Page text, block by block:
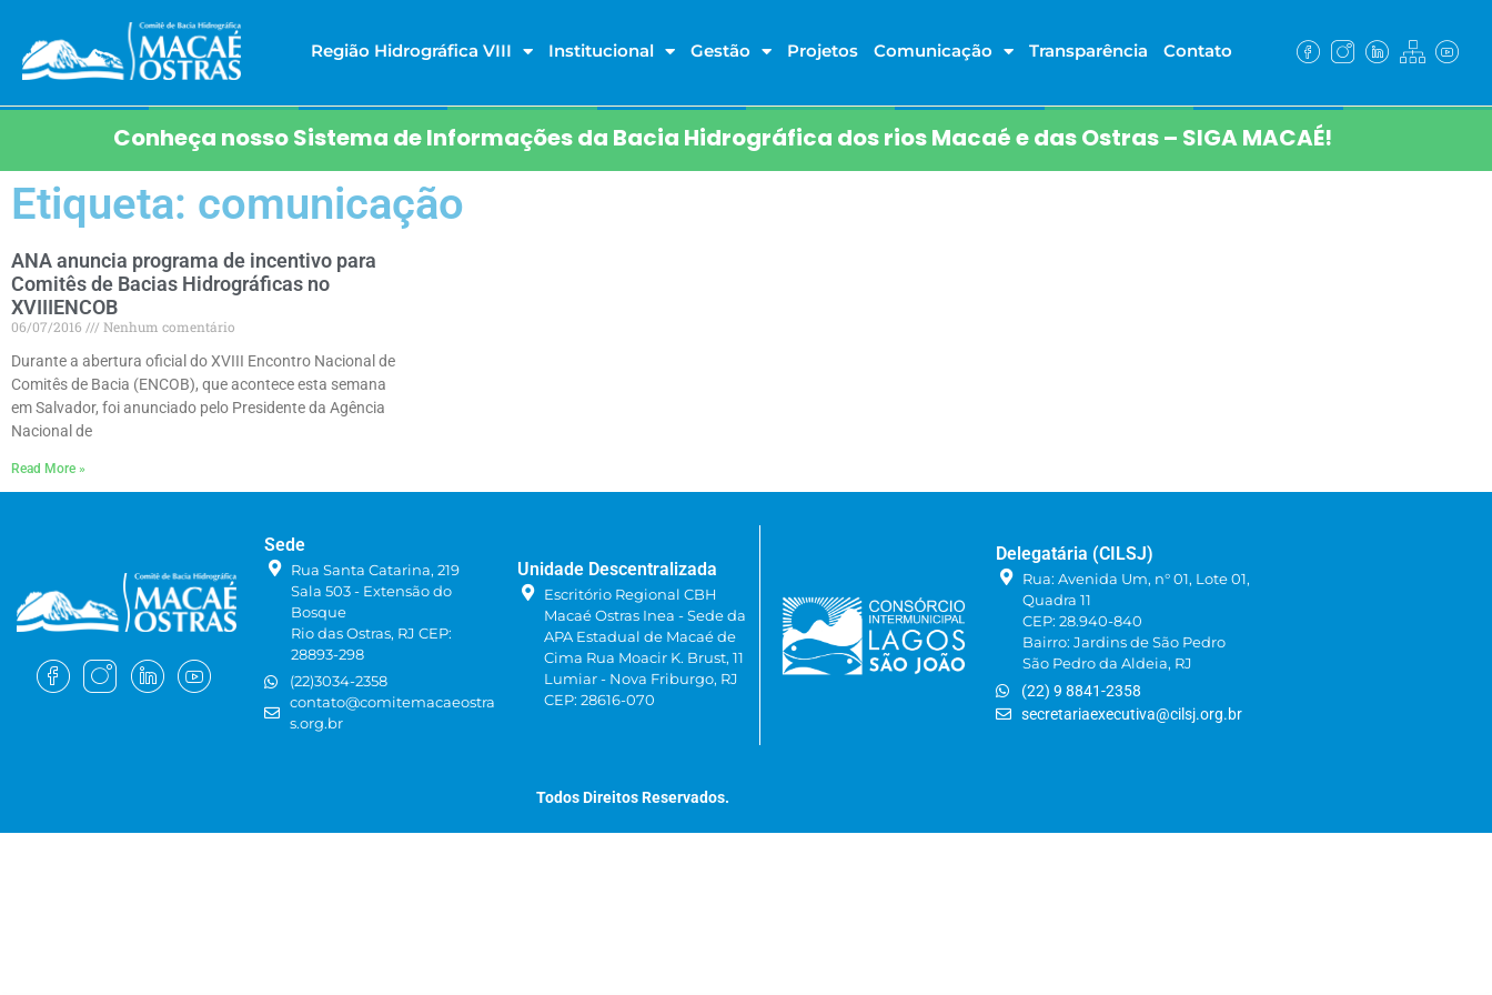
Região Hidrográfica VIII Institucional Gestão Projetos Comunicação Transparência Contato
Conheça nosso Sistema de Informações da Bacia Hidrográfica dos rios Macaé e das Ostras – SIGA MACAÉ!
Etiqueta: comunicação
ANA anuncia programa de incentivo para
Comitês de Bacias Hidrográficas no
XVIIIENCOB
06/07/2016
Nenhum comentário
Durante a abertura oficial do XVIII Encontro Nacional de
Comitês de Bacia (ENCOB), que acontece esta semana
em Salvador, foi anunciado pelo Presidente da Agência
Nacional de
Read More »
Sede
Rua Santa Catarina, 219
Sala 503 - Extensão do
Bosque
Rio das Ostras, RJ CEP:
28893-298
(22)3034-2358
contato@comitemacaeostra
s.org.br
Unidade Descentralizada
Escritório Regional CBH
Macaé Ostras Inea - Sede da
APA Estadual de Macaé de
Cima Rua Moacir K. Brust, 11
Lumiar - Nova Friburgo, RJ
CEP: 28616-070
Delegatária (CILSJ)
Rua: Avenida Um, n° 01, Lote 01,
Quadra 11
CEP: 28.940-840
Bairro: Jardins de São Pedro
São Pedro da Aldeia, RJ
(22) 9 8841-2358
secretariaexecutiva@cilsj.org.br
Todos Direitos Reservados.